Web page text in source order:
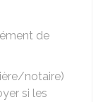
de
notaire)
si les